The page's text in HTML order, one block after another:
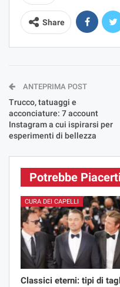
Share
ANTEPRIMA POST
Trucco, tatuaggi e
acconciature: 7 account
Instagram a cui ispirarsi per
esperimenti di bellezza
Potrebbe
CURA DEI CAPELLI
Classici eterni: tipi di